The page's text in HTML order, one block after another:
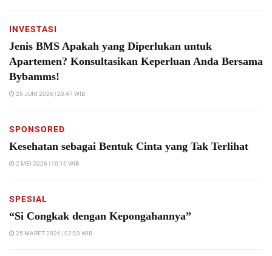
INVESTASI
Jenis BMS Apakah yang Diperlukan untuk
Apartemen? Konsultasikan Keperluan Anda Bersama
Bybamms!
26 JUNI 2026 | 23:47 WIB
SPONSORED
Kesehatan sebagai Bentuk Cinta yang Tak Terlihat
2 MEI 2026 | 10:16 WIB
SPESIAL
“Si Congkak dengan Kepongahannya”
25 MARET 2026 | 02:23 WIB